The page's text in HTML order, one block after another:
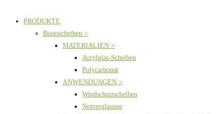
PRODUKTE
Bootsscheiben >
MATERIALIEN >
Acrylglas-Scheiben
Polycarbonat
ANWENDUNGEN >
Windschutzscheiben
Notverglasung